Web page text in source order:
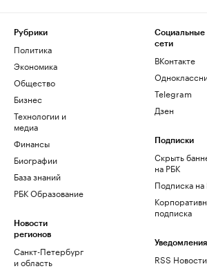
Рубрики
Политика
Экономика
Общество
Бизнес
Технологии и
медиа
Финансы
Биографии
База знаний
РБК Образование
Новости
регионов
Санкт-Петербург
и область
Социальные
сети
ВКонтакте
Telegram
Дзен
Подписки
Скрыть
на РБК
Подписка на
подписка
Уведомления
RSS Новости